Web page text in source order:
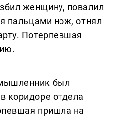
женщину, повалил
пальцами нож, отнял
Потерпевшая
был
коридоре отдела
пришла на